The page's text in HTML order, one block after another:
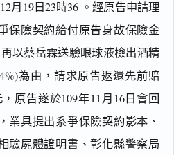
月19日23時36 。經原告申請理
保險契約給付原告身故保險金
再以蔡岳霖送驗眼球液檢出酒精
為由，請求原告返還先前賠
原告遂於109年11月16日會回
業具提出系爭保險契約影本、
驗屍體證明書、彰化縣警察局